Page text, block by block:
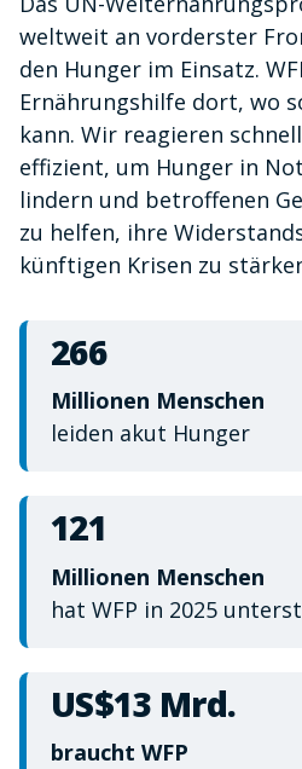
of
minute,
10
seconds
weltweit an vorderster
den Hunger im Einsatz.
Ernährungshilfe dort, wo
kann. Wir reagieren
effizient, um Hunger in
lindern und betroffenen
zu helfen, ihre
künftigen Krisen zu
266
Millionen Menschen
leiden akut Hunger
121
Millionen Menschen
hat WFP in 2025
US$13 Mrd.
braucht WFP